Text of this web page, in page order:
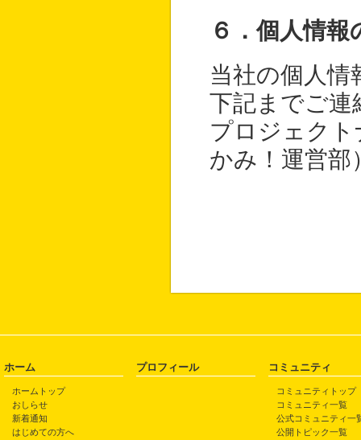
６．個人情
当社の個人
下記までご連
プロジェク
かみ！運営部
ホーム
ホームトップ
おしらせ
新着通知
はじめての方へ
プロフィール コミュニティ
コミュニティトップ
コミュニティ一覧
公式コミュニティ一
公開トピック一覧